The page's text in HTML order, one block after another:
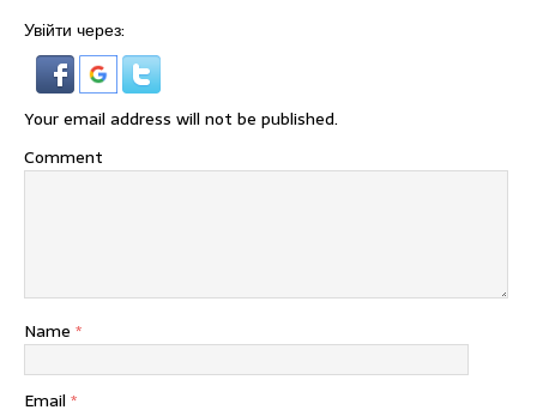
Увійти через:
Your email address will not be published.
Comment
Name *
Email *